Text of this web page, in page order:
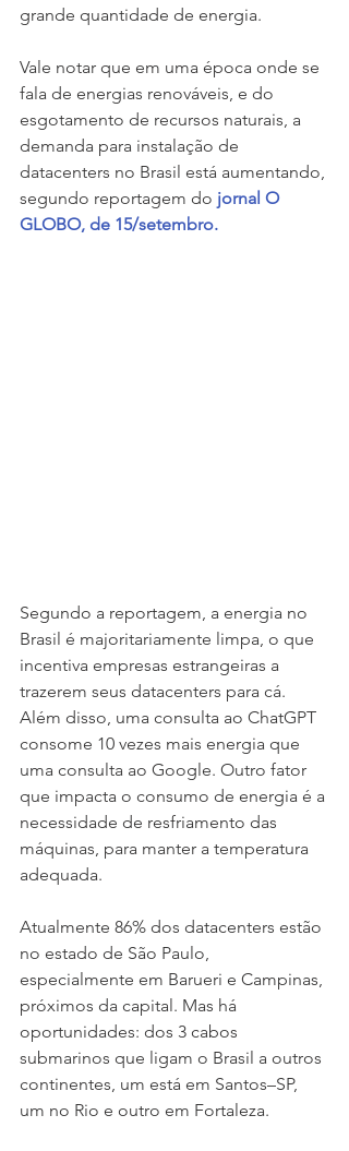
grande quantidade de energia.
Vale notar que em uma época onde se
fala de energias renováveis, e do
esgotamento de recursos naturais, a
demanda para instalação de
datacenters no Brasil está aumentando,
segundo reportagem do jornal O
GLOBO, de 15/setembro.
Segundo a reportagem, a energia no
Brasil é majoritariamente limpa, o que
incentiva empresas estrangeiras a
trazerem seus datacenters para cá.
Além disso, uma consulta ao ChatGPT
consome 10 vezes mais energia que
uma consulta ao Google. Outro fator
que impacta o consumo de energia é a
necessidade de resfriamento das
máquinas, para manter a temperatura
adequada.
Atualmente 86% dos datacenters estão
no estado de São Paulo,
especialmente em Barueri e Campinas,
próximos da capital. Mas há
oportunidades: dos 3 cabos
submarinos que ligam o Brasil a outros
continentes, um está em Santos–SP,
um no Rio e outro em Fortaleza.